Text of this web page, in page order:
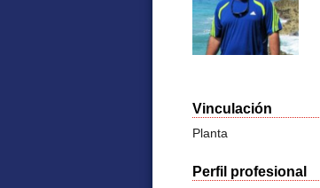
Vinculación
Planta
Perfil profesional